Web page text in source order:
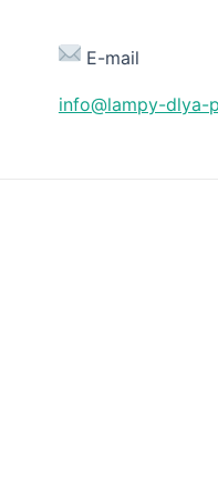
E-mail
info@lampy-dlya-